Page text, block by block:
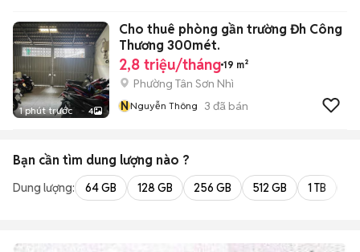
1 phút trước 4
Cho thuê phòng gần trường Đh Công
Thương 300mét.
2,8 triệu/tháng 19 m²
Phường Tân Sơn Nhì
NNguyễn Thông 3 đã bán
Bạn cần tìm dung lượng nào ?
Dung lượng: 64 GB 128 GB 256 GB 512 GB 1 TB